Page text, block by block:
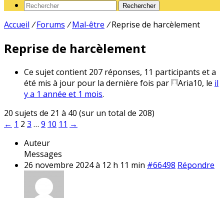
Rechercher
Accueil / Forums / Mal-être / Reprise de harcèlement
Reprise de harcèlement
Ce sujet contient 207 réponses, 11 participants et a
été mis à jour pour la dernière fois par
Aria10, le il
y a 1 année et 1 mois.
20 sujets de 21 à 40 (sur un total de 208)
← 1 2 3 … 9 10 11 →
Auteur
Messages
26 novembre 2024 à 12 h 11 min #66498 Répondre